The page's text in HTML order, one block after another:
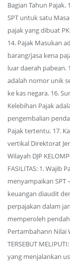
Bagian Tahun Pajak.
SPT untuk satu
pajak yang dibuat
14. Pajak Masukan
barang/jasa kena
luar daerah pabean.
adalah nomor unik
ke kas negara. 16.
Kelebihan Pajak
pengembalian
Pajak tertentu. 17.
vertikal Direktorat
Wilayah DJP
FASILITAS: 1. Wajib
menyampaikan SPT
keuangan diaudit
perpajakan dalam
memperoleh
Pertambahann Nilai
TERSEBUT
yang menjalankan